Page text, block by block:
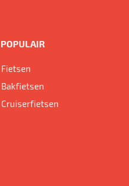
POPULAIR
Fietsen
Bakfietsen
Cruiserfietsen